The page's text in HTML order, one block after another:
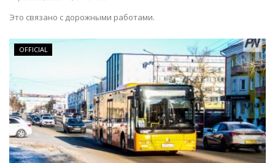
Это связано с дорожными работами.
OFFICIAL